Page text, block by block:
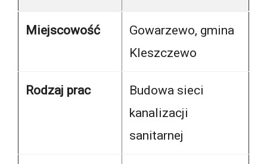
Miejscowość
Gowarzewo, gmina
Kleszczewo
Rodzaj prac
Budowa sieci
kanalizacji
sanitarnej